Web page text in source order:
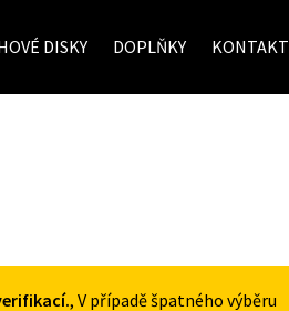
DISKY DOPLŇKY KONTAKT
, V případě špatného výběru